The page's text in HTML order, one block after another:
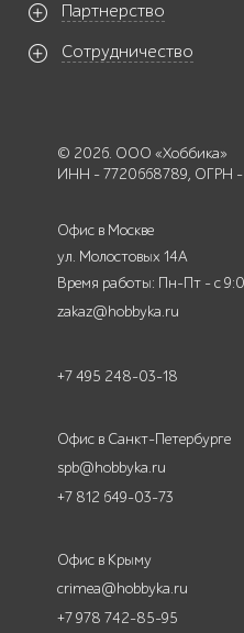
Партнерство
Сотрудничество
© 2026. ООО «Хоббика»
ИНН - 7720668789, ОГРН -
Офис в Москве
ул. Молостовых 14А
Время работы: Пн-Пт - с
zakaz@hobbyka.ru
+7 495 248-03-18
Офис в Санкт-Петербурге
spb@hobbyka.ru
+7 812 649-03-73
Офис в Крыму
crimea@hobbyka.ru
+7 978 742-85-95